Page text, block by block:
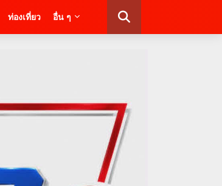
ท่องเที่ยว อื่น ๆ